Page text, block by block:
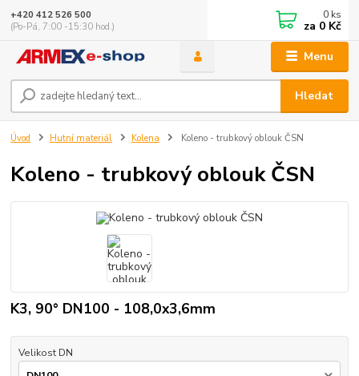
Menu
Hledat
+420 412 526 500
(Po-Pá, 7:00 -15:30 hod.)
0 ks
za 0 Kč
Úvod Hutní materiál Kolena Koleno - trubkový oblouk ČSN
Koleno - trubkový oblouk ČSN
K3, 90° DN100 - 108,0x3,6mm
Velikost DN